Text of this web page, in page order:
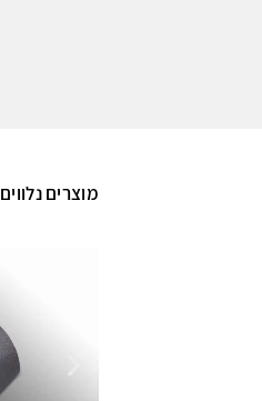
מוצרים נלווים